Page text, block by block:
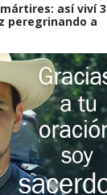
así viví 3
peregrinando a